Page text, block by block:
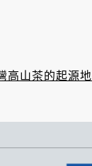
高山茶的起源地